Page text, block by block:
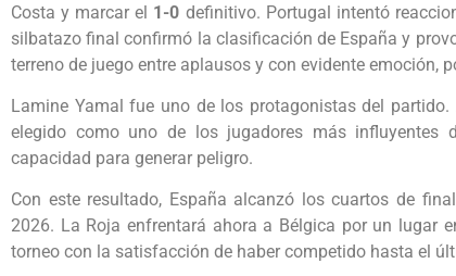
Costa y marcar el 1-0 definitivo. Portugal intentó
silbatazo final confirmó la clasificación de España y
terreno de juego entre aplausos y con evidente emoción,
Lamine Yamal fue uno de los protagonistas del
elegido como uno de los jugadores más
capacidad para generar peligro.
Con este resultado, España alcanzó los cuartos de
2026. La Roja enfrentará ahora a Bélgica por un lugar
torneo con la satisfacción de haber competido hasta el